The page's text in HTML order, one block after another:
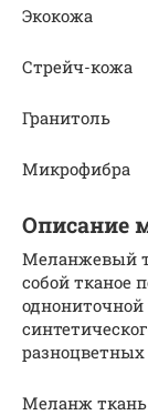
Экокожа
Стрейч-кожа
Гранитоль
Микрофибра
Описание
Меланжевый
собой тканое
разноцветных
Меланж ткань